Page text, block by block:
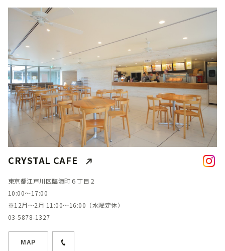
CRYSTAL CAFE
東京都江戸川区臨海町６丁目２
10:00～17:00
※12月～2月 11:00～16:00（水曜定休）
03-5878-1327
MAP